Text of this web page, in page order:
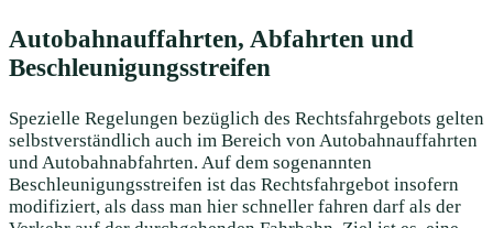
Autobahnauffahrten, Abfahrten und
Beschleunigungsstreifen
Spezielle Regelungen bezüglich des Rechtsfahrgebots gelten
selbstverständlich auch im Bereich von Autobahnauffahrten
und Autobahnabfahrten. Auf dem sogenannten
Beschleunigungsstreifen ist das Rechtsfahrgebot insofern
modifiziert, als dass man hier schneller fahren darf als der